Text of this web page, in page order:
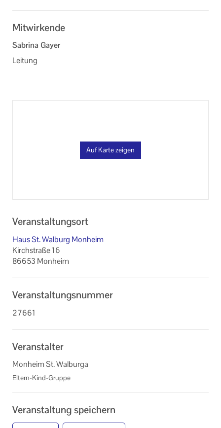
Mitwirkende
Sabrina Gayer
Leitung
Auf Karte zeigen
Veranstaltungsort
Haus St. Walburg Monheim
Kirchstraße 16
86653 Monheim
Veranstaltungsnummer
27661
Veranstalter
Monheim St. Walburga
Eltern-Kind-Gruppe
Veranstaltung speichern